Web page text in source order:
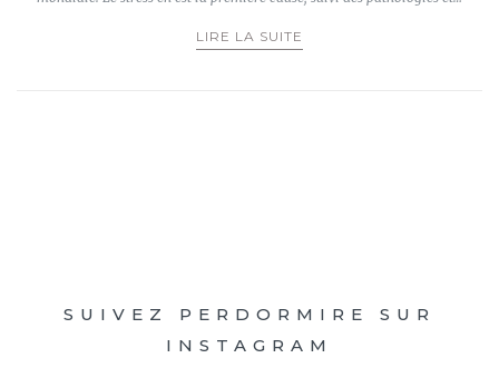
LIRE LA SUITE
SUIVEZ PERDORMIRE SUR
INSTAGRAM